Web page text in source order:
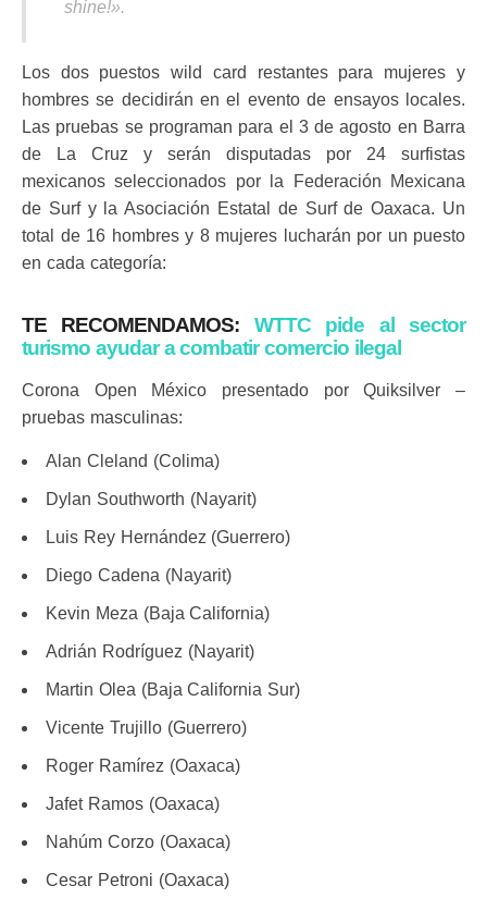
shine!».
Los dos puestos wild card restantes para mujeres y
hombres se decidirán en el evento de ensayos locales.
Las pruebas se programan para el 3 de agosto en Barra
de La Cruz y serán disputadas por 24 surfistas
mexicanos seleccionados por la Federación Mexicana
de Surf y la Asociación Estatal de Surf de Oaxaca. Un
total de 16 hombres y 8 mujeres lucharán por un puesto
en cada categoría:
TE RECOMENDAMOS: WTTC pide al sector
turismo ayudar a combatir comercio ilegal
Corona Open México presentado por Quiksilver –
pruebas masculinas:
Alan Cleland (Colima)
Dylan Southworth (Nayarit)
Luis Rey Hernández (Guerrero)
Diego Cadena (Nayarit)
Kevin Meza (Baja California)
Adrián Rodríguez (Nayarit)
Martin Olea (Baja California Sur)
Vicente Trujillo (Guerrero)
Roger Ramírez (Oaxaca)
Jafet Ramos (Oaxaca)
Nahúm Corzo (Oaxaca)
Cesar Petroni (Oaxaca)